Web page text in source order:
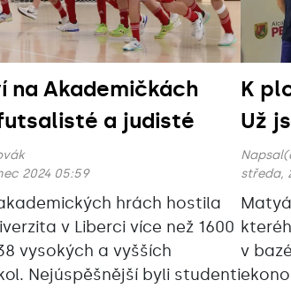
na Akademičkách
a judisté
2024 05:59
hrách hostila
v Liberci více než 1600
vysokých a vyšších
Nejúspěšnější byli studenti
K
Už
středa,
v